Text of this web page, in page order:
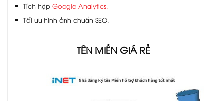
Tích hợp Google Analytics.
Tối ưu hình ảnh chuẩn SEO.
TÊN MIỀN GIÁ RẺ